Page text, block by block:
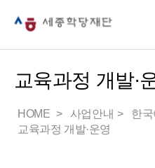
교육과정 개발·
HOME 사업안내
한
교육과정 개발·운영